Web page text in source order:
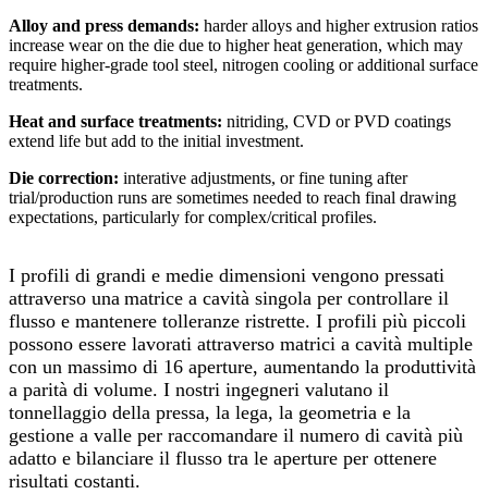
Alloy and press demands: harder alloys and higher extrusion ratios
increase wear on the die due to higher heat generation, which may
require higher-grade tool steel, nitrogen cooling or additional surface
treatments.
Heat and surface treatments: nitriding, CVD or PVD coatings
extend life but add to the initial investment.
Die correction: interative adjustments, or fine tuning after
trial/production runs are sometimes needed to reach final drawing
expectations, particularly for complex/critical profiles.
I profili di grandi e medie dimensioni vengono pressati
attraverso una matrice a cavità singola per controllare il
flusso e mantenere tolleranze ristrette. I profili più piccoli
possono essere lavorati attraverso matrici a cavità multiple
con un massimo di 16 aperture, aumentando la produttività
a parità di volume. I nostri ingegneri valutano il
tonnellaggio della pressa, la lega, la geometria e la
gestione a valle per raccomandare il numero di cavità più
adatto e bilanciare il flusso tra le aperture per ottenere
risultati costanti.